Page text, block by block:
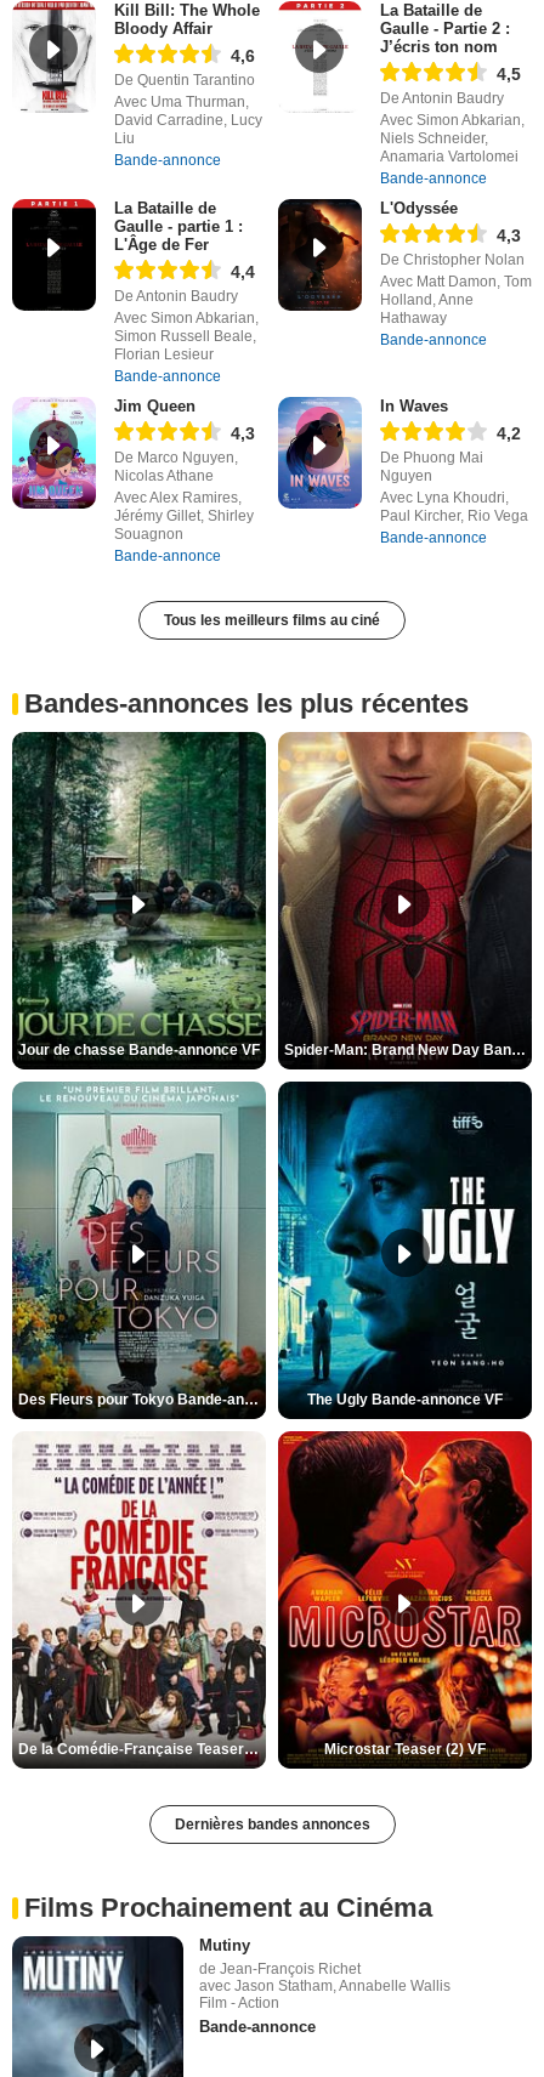
Kill Bill: The Whole
Bloody Affair
4,6
De Quentin Tarantino
Avec Uma Thurman,
David Carradine, Lucy
Liu
Bande-annonce
La Bataille de
Gaulle - Partie 2 :
J’écris ton nom
4,5
De Antonin Baudry
Avec Simon Abkarian,
Niels Schneider,
Anamaria Vartolomei
Bande-annonce
La Bataille de
Gaulle - partie 1 :
L'Âge de Fer
4,4
De Antonin Baudry
Avec Simon Abkarian,
Simon Russell Beale,
Florian Lesieur
Bande-annonce
L'Odyssée
4,3
De Christopher Nolan
Avec Matt Damon, Tom
Holland, Anne
Hathaway
Bande-annonce
Jim Queen
4,3
De Marco Nguyen,
Nicolas Athane
Avec Alex Ramires,
Jérémy Gillet, Shirley
Souagnon
Bande-annonce
In Waves
4,2
De Phuong Mai
Nguyen
Avec Lyna Khoudri,
Paul Kircher, Rio Vega
Bande-annonce
Tous les meilleurs films au ciné
Bandes-annonces les plus récentes
Jour de chasse Bande-annonce VF Spider-Man: Brand New Day Bande-annonce (3) VO STFR
Des Fleurs pour Tokyo Bande-annonce VO STFR The Ugly Bande-annonce VF
De la Comédie-Française Teaser (3) VF Microstar Teaser (2) VF
Dernières bandes annonces
Films Prochainement au Cinéma
Mutiny
de Jean-François Richet
avec Jason Statham, Annabelle Wallis
Film - Action
Bande-annonce